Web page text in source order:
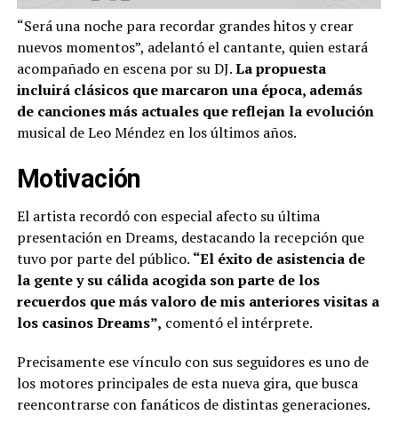
“Será una noche para recordar grandes hitos y crear
nuevos momentos”, adelantó el cantante, quien estará
acompañado en escena por su DJ.La propuesta
incluirá clásicos que marcaron una época, además
de canciones más actuales que reflejan la evolución
musical de Leo Méndez en los últimos años.
Motivación
El artista recordó con especial afecto su última
presentación en Dreams, destacando la recepción que
tuvo por parte del público. “El éxito de asistencia de
la gente y su cálida acogida son parte de los
recuerdos que más valoro de mis anteriores visitas a
los casinos Dreams”, comentó el intérprete.
Precisamente ese vínculo con sus seguidores es uno de
los motores principales de esta nueva gira, que busca
reencontrarse con fanáticos de distintas generaciones.